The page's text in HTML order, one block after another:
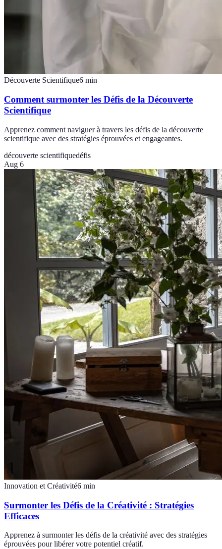
Découverte Scientifique6 min
Comment surmonter les Défis de la Découverte
Scientifique
Apprenez comment naviguer à travers les défis de la découverte
scientifique avec des stratégies éprouvées et engageantes.
découverte scientifiquedéfis
Aug 6
Innovation et Créativité6 min
Surmonter les Défis de la Créativité : Stratégies
Efficaces
Apprenez à surmonter les défis de la créativité avec des stratégies
éprouvées pour libérer votre potentiel créatif.